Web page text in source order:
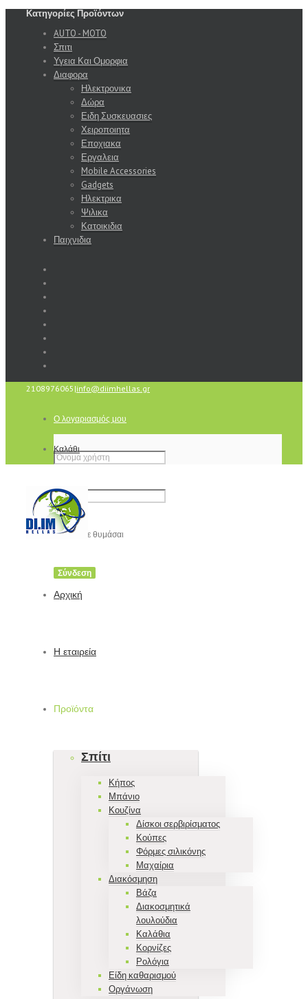
Κατηγορίες Προϊόντων
AUTO - MOTO
Σπιτι
Υγεια Και Ομορφια
Διαφορα
Ηλεκτρονικα
Δώρα
Ειδη Συσκευασιες
Χειροποιητα
Εποχιακα
Εργαλεια
Mobile Accessories
Gadgets
Ηλεκτρικα
Ψιλικα
Κατοικιδια
Παιχνιδια
2108976065 |info@diimhellas.gr
Ο λογαριασμός μου
Να με θυμάσαι
Καλάθι
Αρχική
Η εταιρεία
Προϊόντα
Σπίτι
Κήπος
Μπάνιο
Κουζίνα
Δίσκοι σερβιρίσματος
Κούπες
Φόρμες σιλικόνης
Μαχαίρια
Διακόσμηση
Βάζα
Διακοσμητικά
λουλούδια
Καλάθια
Κορνίζες
Ρολόγια
Είδη καθαρισμού
Οργάνωση